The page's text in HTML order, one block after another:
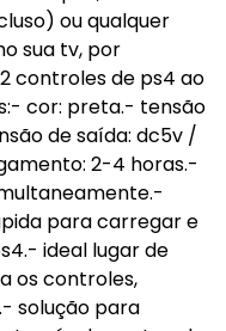
ou qualquer
sua tv, por
controles de ps4 ao
cor: preta.- tensão
de saída: dc5v /
2-4 horas.-
para carregar e
ideal lugar de
os controles,
solução para